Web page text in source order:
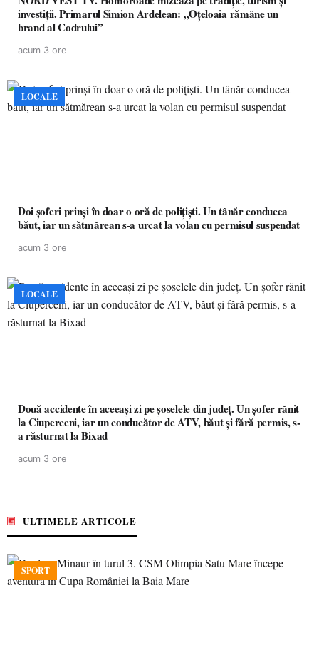
investiții. Primarul Simion Ardelean: „Oțeloaia rămâne un
brand al Codrului”
acum 3 ore
LOCALE
Doi șoferi prinși în doar o oră de polițiști. Un tânăr conducea
băut, iar un sătmărean s-a urcat la volan cu permisul suspendat
acum 3 ore
LOCALE
Două accidente în aceeași zi pe șoselele din județ. Un șofer rănit
la Ciuperceni, iar un conducător de ATV, băut și fără permis, s-
a răsturnat la Bixad
acum 3 ore
ULTIMELE ARTICOLE
SPORT